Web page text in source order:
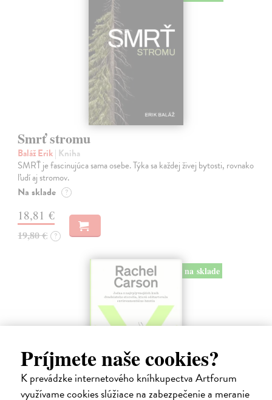
Príjmete naše cookies?
K prevádzke internetového kníhkupectva Artforum
využívame cookies slúžiace na zabezpečenie a meranie
Smrť stromu
Baláž Erik| Kniha
SMRŤ je fascinujúca sama osebe. Týka sa každej živej bytosti, rovnako
ľudí aj stromov.
Na sklade ?
18,81 €
19,80 € ?
na sklade